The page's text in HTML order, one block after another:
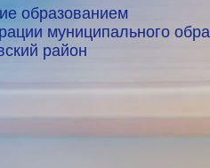
образованием
муниципального
район